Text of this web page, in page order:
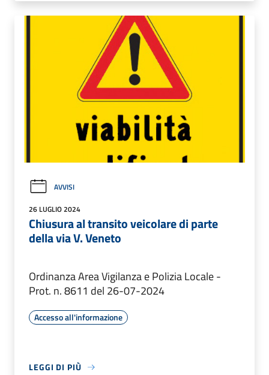
AVVISI
26 LUGLIO 2024
Chiusura al transito veicolare di parte
della via V. Veneto
Ordinanza Area Vigilanza e Polizia Locale -
Prot. n. 8611 del 26-07-2024
Accesso all'informazione
LEGGI DI PIÙ